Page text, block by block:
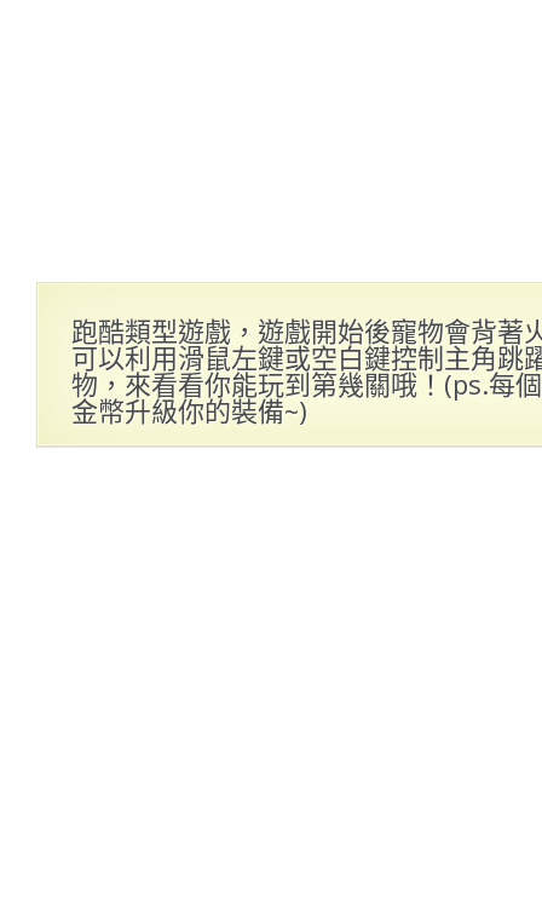
跑酷類型遊戲，遊戲開始後寵物會背著
可以利用滑鼠左鍵或空白鍵控制主角跳
物，來看看你能玩到第幾關哦！(ps.每
金幣升級你的裝備~)